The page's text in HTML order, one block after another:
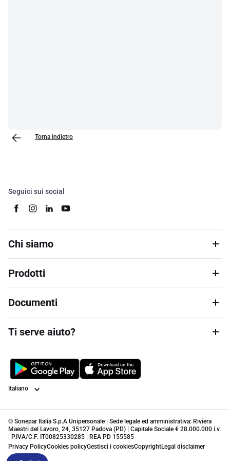
Torna indietro
Seguici sui social
Chi siamo
Prodotti
Documenti
Ti serve aiuto?
Lingua
© Sonepar Italia S.p.A Unipersonale | Sede legale ed amministrativa: Riviera
Maestri del Lavoro, 24, 35127 Padova (PD) | Capitale Sociale € 28.000.000 i.v.
| P.IVA/C.F. IT00825330285 | REA PD 155585
Privacy PolicyCookies policyGestisci i cookiesCopyrightLegal disclaimer